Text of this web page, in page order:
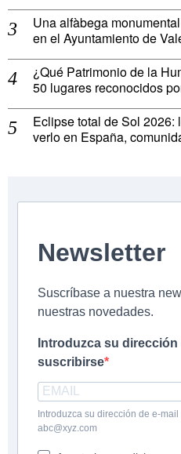
Una alfàbega
en el Ayuntamiento de
¿Qué Patrimonio de la
50 lugares reconocidos
Eclipse total de Sol
verlo en España,
Newsletter
Suscríbase a nuestra
nuestras novedades.
Introduzca su dirección
suscribirse
Introduzca su dirección de e-
abc@xyz.com